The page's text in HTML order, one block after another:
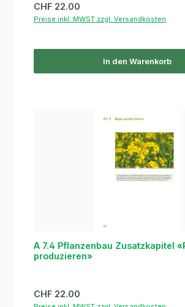
Regulärer Preis:
CHF 22.00
Preise inkl. MWST zzgl. Versandkosten
In den Warenkorb
A 7.4 Pflanzenbau Zusatzkapitel
produzieren»
Regulärer Preis:
CHF 22.00